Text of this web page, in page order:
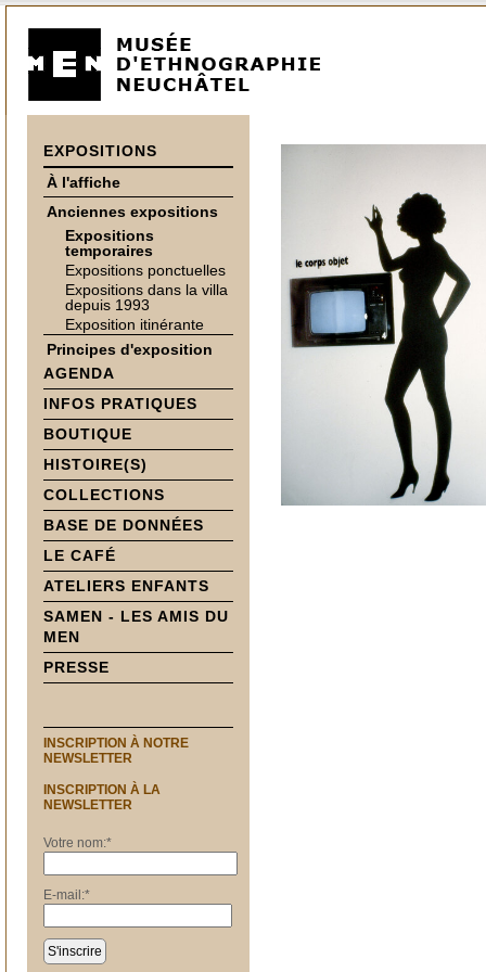
EXPOSITIONS
À l'affiche
Anciennes expositions
Expositions
temporaires
Expositions ponctuelles
Expositions dans la villa
depuis 1993
Exposition itinérante
Principes d'exposition
AGENDA
INFOS PRATIQUES
BOUTIQUE
HISTOIRE(S)
COLLECTIONS
BASE DE DONNÉES
LE CAFÉ
ATELIERS ENFANTS
SAMEN - LES AMIS DU
MEN
PRESSE
INSCRIPTION À NOTRE
NEWSLETTER
INSCRIPTION À LA
NEWSLETTER
Votre nom:*
E-mail:*
S'inscrire